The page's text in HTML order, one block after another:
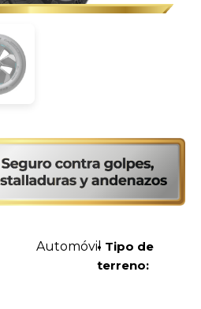
Automóvil• Tipo de
terreno: